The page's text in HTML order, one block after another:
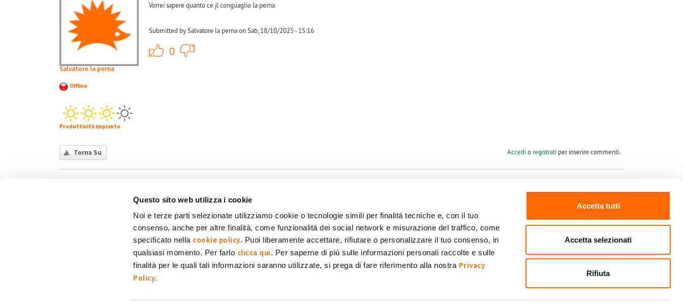
Questo sito web utilizza i cookie
Noi e terze parti selezionate utilizziamo cookie o tecnologie simili per finalità tecniche e, con il tuo
consenso, anche per altre finalità, come funzionalità dei social network e misurazione del traffico, come
specificato nella cookie policy. Puoi liberamente accettare, rifiutare o personalizzare il tuo consenso, in
qualsiasi momento. Per farlo clicca qui. Per saperne di più sulle informazioni personali raccolte e sulle
finalità per le quali tali informazioni saranno utilizzate, si prega di fare riferimento alla nostra Privacy
Policy.
Accetta tutti
Accetta selezionati
Rifiuta
Salvatore la perna
Offline
Produttività impianto
Vorrei sapere quanto ce jl conguaglio la perna
Submitted by Salvatore la perna on Sab, 18/10/2025 - 15:16
0
Torna Su Accedio registratiper inserire commenti.
Contatti Privacy policy Cookie Dichiarazione di accessibilità POR FESR 2014-2020
My Solar Family è un marchio di Eni Plenitude SpA Società Benefit
Via Giovanni Lorenzini, 4
POWERED BY: